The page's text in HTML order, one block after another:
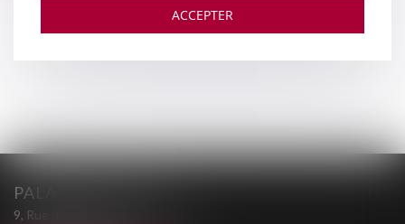
PALAIS DE JUSTICE
9, Rue des Mazières
ACCEPTER